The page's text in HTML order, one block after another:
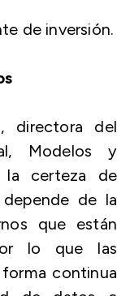
de inversión.
directora del
Modelos y
la certeza de
de la
que están
lo que las
continua